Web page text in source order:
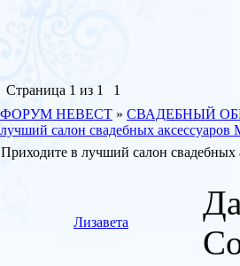
Страница 1 из 1
1
ФОРУМ НЕВЕСТ » СВАДЕБНЫЙ
лучший салон свадебных аксессуаров
Приходите в лучший салон свадебных
Лизавета